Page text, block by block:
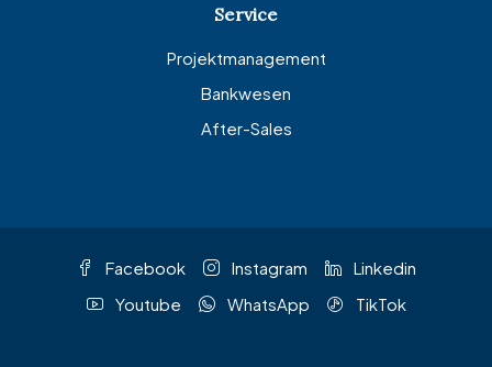
Service
Projektmanagement
Bankwesen
After-Sales
Facebook Instagram
Linkedin
Youtube
WhatsApp TikTok